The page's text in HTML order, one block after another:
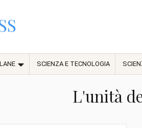
SCIENZA E TECNOLOGIA
L'unità